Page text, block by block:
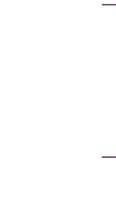
femme